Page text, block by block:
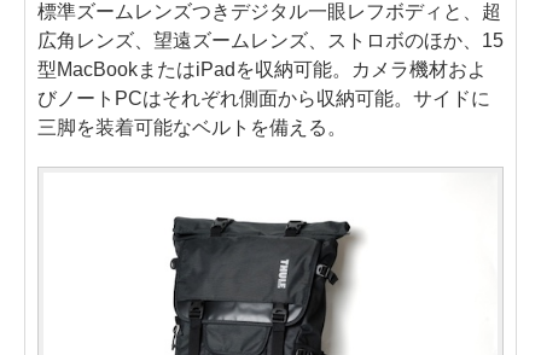
標準ズームレンズつきデジタル一眼レフボディと、超
広角レンズ、望遠ズームレンズ、ストロボのほか、15
型MacBookまたはiPadを収納可能。カメラ機材およ
びノートPCはそれぞれ側面から収納可能。サイドに
三脚を装着可能なベルトを備える。